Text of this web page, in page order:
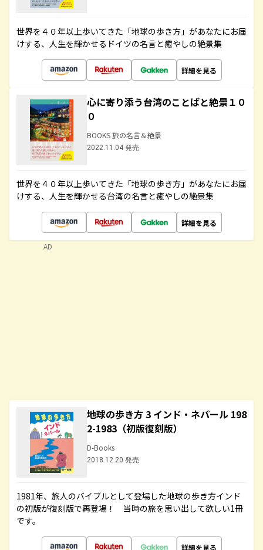
世界を４０年以上歩いてきた「地球の歩き方」があなたにお届
けする、人生を輝かせるドイツの名言と癒やしの絶景集
詳細を見る
心に寄り添う台湾のことばと絶景１０
０
BOOKS 旅の名言＆絶景
2022.11.04 発売
世界を４０年以上歩いてきた「地球の歩き方」があなたにお届
けする、人生を輝かせる台湾の名言と癒やしの絶景集
詳細を見る
地球の歩き方 3 インド・ネパール 198
2-1983（初版復刻版）
D-Books
2018.12.20 発売
1981年、旅人のバイブルとして登場した地球の歩き方インド
の初版が復刻版で再登場！ 当時の旅を思い出して欲しい1冊
です。
詳細を見る
AD